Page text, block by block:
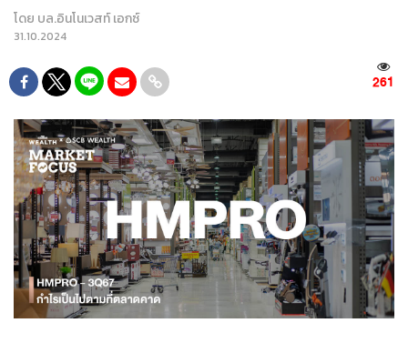
โดย บล.อินโนเวสท์ เอกซ์
31.10.2024
261